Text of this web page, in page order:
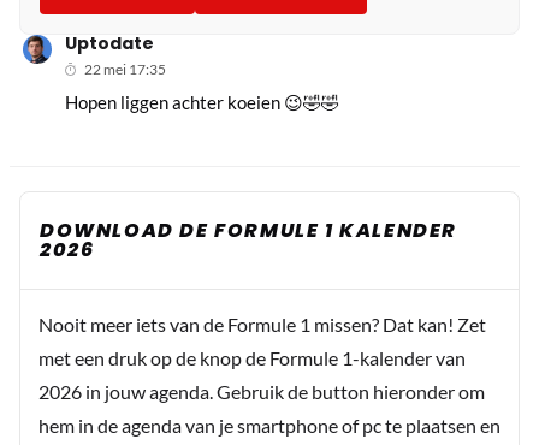
Uptodate
22 mei 17:35
Hopen liggen achter koeien 😉🤣🤣
DOWNLOAD DE FORMULE 1 KALENDER
2026
Nooit meer iets van de Formule 1 missen? Dat kan! Zet
met een druk op de knop de Formule 1-kalender van
2026 in jouw agenda. Gebruik de button hieronder om
hem in de agenda van je smartphone of pc te plaatsen en